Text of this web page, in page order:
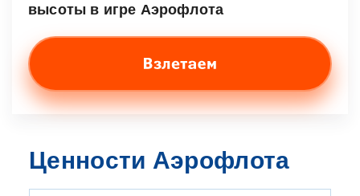
высоты в игре Аэрофлота
Ценности Аэрофлота